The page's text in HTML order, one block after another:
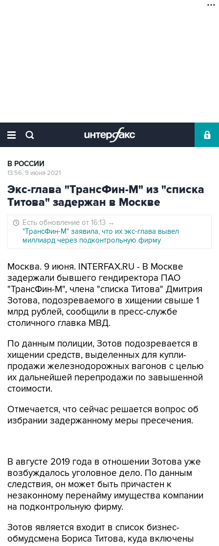
В РОССИИ
13:56, 9 июня 2021
Экс-глава "ТрансФин-М" из "списка
Титова" задержан в Москве
Есть обновление от 16:13 →
"ТрансФин-М" заявила, что их экс-глава вывел
миллиард через подконтрольную фирму
Москва. 9 июня. INTERFAX.RU - В Москве
задержали бывшего гендиректора ПАО
"ТрансФин-М", члена "списка Титова" Дмитрия
Зотова, подозреваемого в хищении свыше 1
млрд рублей, сообщили в пресс-службе
столичного главка МВД.
По данным полиции, Зотов подозревается в
хищении средств, выделенных для купли-
продажи железнодорожных вагонов с целью
их дальнейшей перепродажи по завышенной
стоимости.
Отмечается, что сейчас решается вопрос об
избрании задержанному меры пресечения.
следствия, он может быть причастен к
незаконному перенайму имущества компании
на подконтрольную фирму.
Зотов является входит в список бизнес-
бизнесмены, покинувшие Россию из опасения
уголовного преследования, но желающие